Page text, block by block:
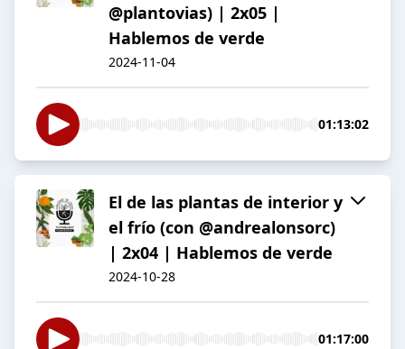
@plantovias) | 2x05 |
Hablemos de verde
2024-11-04
01:13:02
El de las plantas de interior y
el frío (con @andrealonsorc)
| 2x04 | Hablemos de verde
2024-10-28
01:17:00